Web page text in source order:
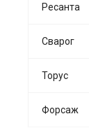
Ресанта
Сварог
Торус
Форсаж